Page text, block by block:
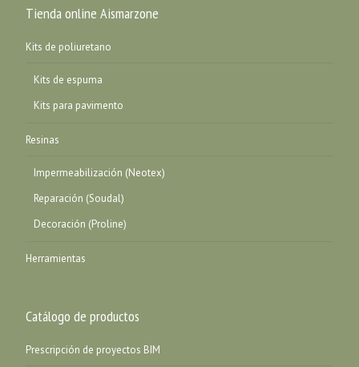
Tienda online Aismarzone
Kits de poliuretano
Kits de espuma
Kits para pavimento
Resinas
Impermeabilización (Neotex)
Reparación (Soudal)
Decoración (Proline)
Herramientas
Catálogo de productos
Prescripción de proyectos BIM